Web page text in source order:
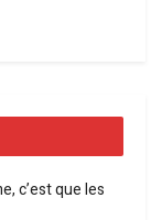
c’est que les